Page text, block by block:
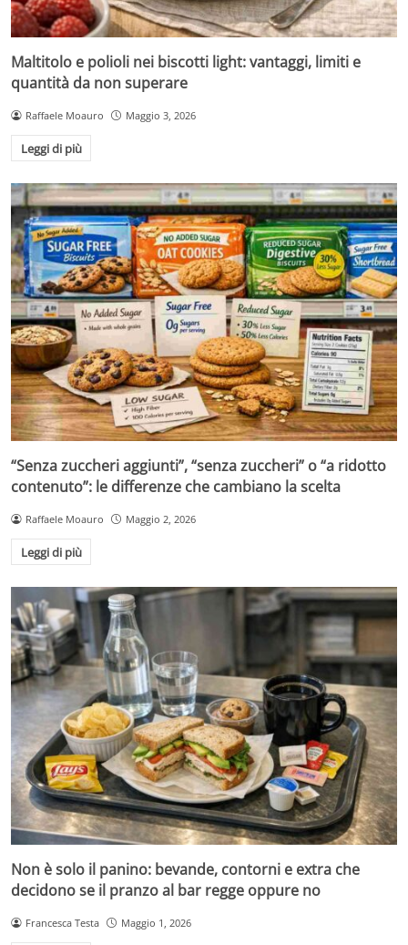
Maltitolo e polioli nei biscotti light: vantaggi, limiti e
quantità da non superare
Raffaele Moauro Maggio 3, 2026
Leggi di più
“Senza zuccheri aggiunti”, “senza zuccheri” o “a ridotto
contenuto”: le differenze che cambiano la scelta
Raffaele Moauro Maggio 2, 2026
Leggi di più
Non è solo il panino: bevande, contorni e extra che
decidono se il pranzo al bar regge oppure no
Francesca Testa Maggio 1, 2026